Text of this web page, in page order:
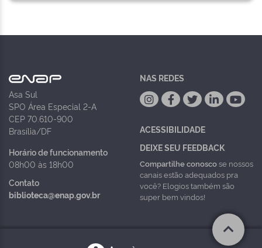
Asa Sul
SPO Área Especial 2-A
CEP 70.610-900
Brasília/DF
Horário de funcionamento
08h00 às 18h00
Contato
biblioteca@enap.gov.br
NAS REDES
ACESSIBILIDADE
DEIXE SEU FEEDBACK
Compartilhe conoscose nossos
canais estão adequados pra
você? Elogios também são
super bem vindos!